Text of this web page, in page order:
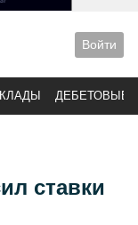
Войти
ДЕБЕТОВЫЕ
ставки